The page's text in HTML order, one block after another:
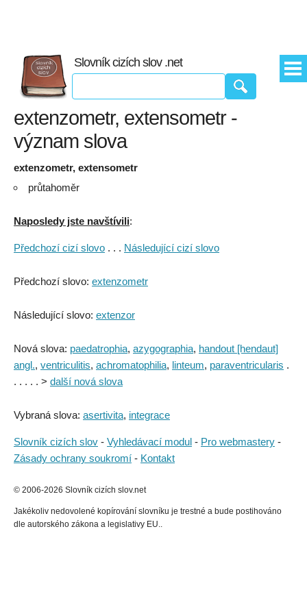
Slovník cizích slov .net
extenzometr, extensometr -
význam slova
extenzometr, extensometr
průtahoměr
Naposledy jste navštívili:
Předchozí cizí slovo . . . Následující cizí slovo
Předchozí slovo: extenzometr
Následující slovo: extenzor
Nová slova: paedatrophia, azygographia, handout [hendaut]
angl., ventriculitis, achromatophilia, linteum, paraventricularis .
. . . . . > další nová slova
Vybraná slova: asertivita, integrace
Slovník cizích slov - Vyhledávací modul - Pro webmastery -
Zásady ochrany soukromí - Kontakt
© 2006-2026 Slovník cizích slov.net
Jakékoliv nedovolené kopírování slovníku je trestné a bude postihováno
dle autorského zákona a legislativy EU..